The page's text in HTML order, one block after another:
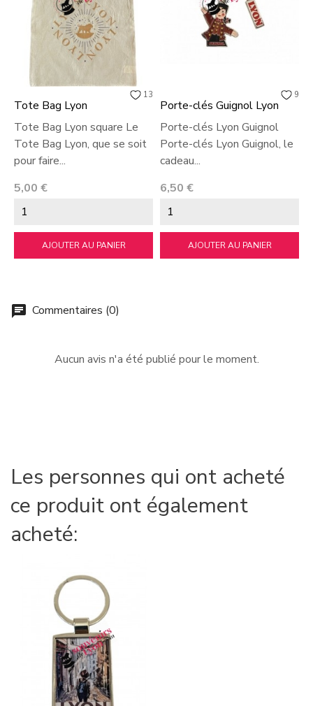
13
Tote Bag Lyon
Tote Bag Lyon square Le
Tote Bag Lyon, que se soit
pour faire...
Prix
5,00 €
AJOUTER AU PANIER
9
Porte-clés Guignol Lyon
Porte-clés Lyon Guignol
Porte-clés Lyon Guignol, le
cadeau...
Prix
6,50 €
AJOUTER AU PANIER
chat Commentaires (0)
Aucun avis n'a été publié pour le moment.
Les personnes qui ont acheté
ce produit ont également
acheté: